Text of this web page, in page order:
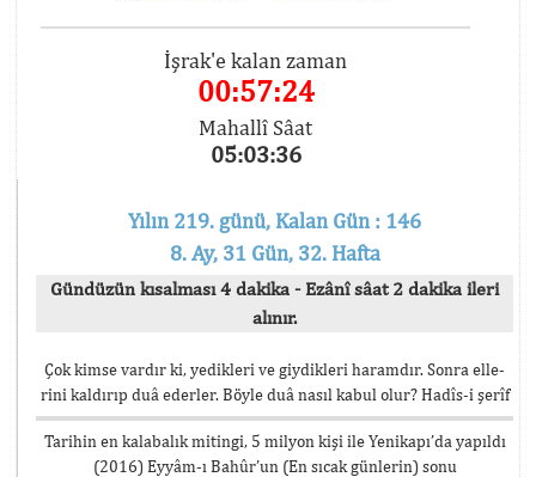
İşrak'e kalan zaman
00:57:23
Mahallî Sâat
05:03:37
Yılın 219. günü, Kalan Gün : 146
8. Ay, 31 Gün, 32. Hafta
Gündüzün kısalması 4 dakika - Ezânî sâat 2 dakika ileri
alınır.
Çok kimse vardır ki, yedikleri ve giydikleri haramdır. Sonra elle-
rini kaldırıp duâ ederler. Böyle duâ nasıl kabul olur? Hadîs-i şerîf
Tarihin en kalabalık mitingi, 5 milyon kişi ile Yenikapı’da yapıldı
(2016) Eyyâm-ı Bahûr’un (En sıcak günlerin) sonu